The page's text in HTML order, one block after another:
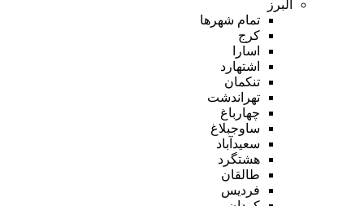
البرز
تمام شهر‌ها
کرج
اسارا
اشتهارد
تنکمان
تهراندشت
چهارباغ
ساوجبلاغ
سعیدآباد
هشتگرد
طالقان
فردیس